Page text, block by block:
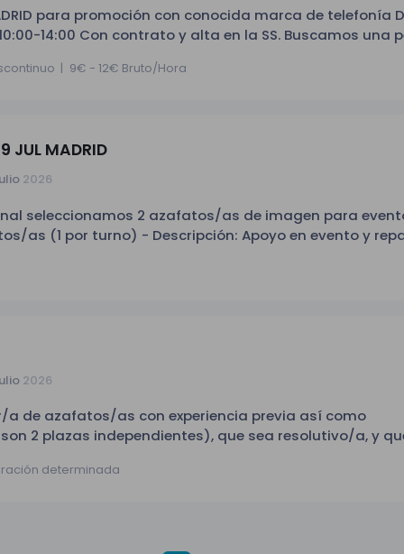
-
para promoción con conocida marca de telefonía Días de
jueguen a nuestro juego y se lleven un regalo
| 9€ - 12€ Bruto/Hora
JUL MADRID
2026
seleccionamos 2 azafatos/as de imagen para
- Uniforme: Camiseta de la marca + pantalón
2026
a de azafatos/as con experiencia previa así como
2 plazas independientes), que sea resolutivo/a, y
22.30h. Interesados, con experiencia previa
determinada